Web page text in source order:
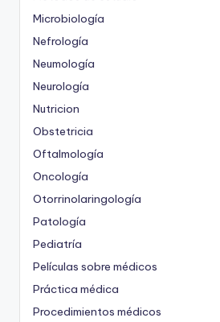
Microbiología
Nefrología
Neumología
Neurología
Nutricion
Obstetricia
Oftalmología
Oncología
Otorrinolaringología
Patología
Pediatría
Películas sobre médicos
Práctica médica
Procedimientos médicos